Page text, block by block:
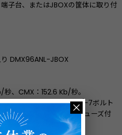
子台、またはJBOXの筐体に取り付
DMX96ANL-JBOX
、CMX：152.6 Kb/秒。
ソルブ・ダイオードで+/-7ボルト
PTC 自己リセットするヒューズ付